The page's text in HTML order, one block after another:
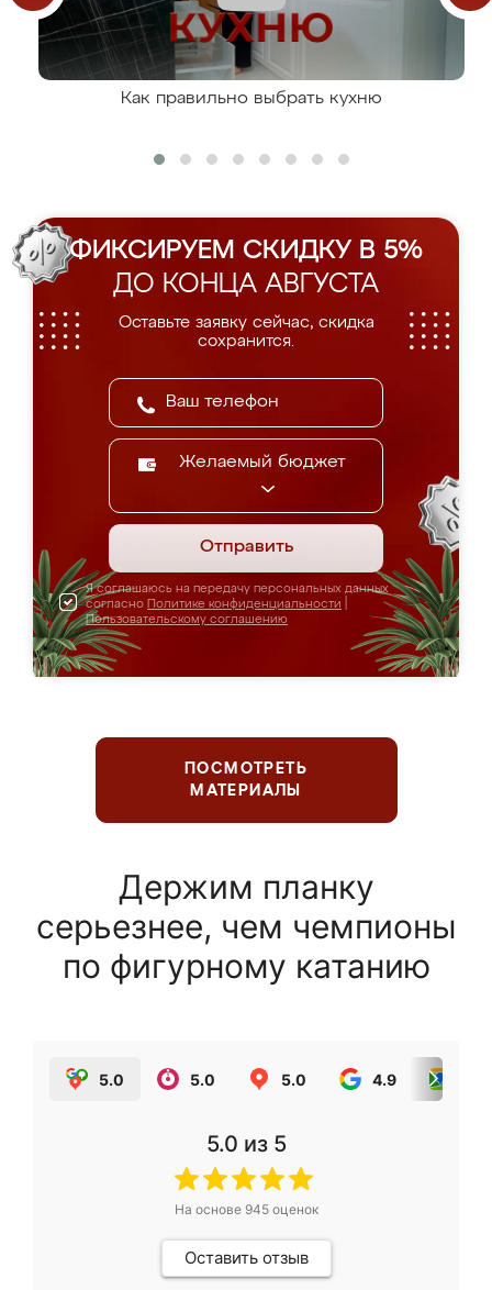
Как правильно выбрать кухню
ФИКСИРУЕМ СКИДКУ В 5%
ДО КОНЦА АВГУСТА
Оставьте заявку сейчас, скидка
сохранится.
Желаемый бюджет
Отправить
Я соглашаюсь на передачу персональных данных
согласно Политике конфиденциальности
Пользовательскому соглашению
ПОСМОТРЕТЬ
МАТЕРИАЛЫ
Держим планку
серьезнее, чем чемпионы
по фигурному катанию
5.0 5.0 5.0 4.9
5.0 из 5
На основе 945оценок
Оставить отзыв